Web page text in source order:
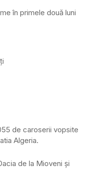
în primele două luni
de caroserii vopsite
Algeria.
de la Mioveni şi